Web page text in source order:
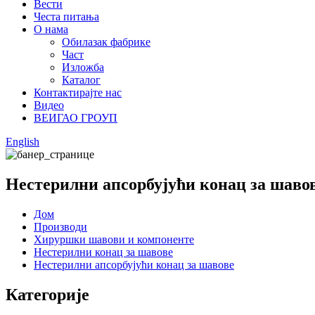
Вести
Честа питања
О нама
Обилазак фабрике
Част
Изложба
Каталог
Контактирајте нас
Видео
ВЕИГАО ГРОУП
English
Нестерилни апсорбујући конац за
Дом
Производи
Хируршки шавови и компоненте
Нестерилни конац за шавове
Нестерилни апсорбујући конац за шавове
Категорије